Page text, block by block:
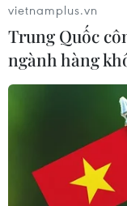
vietnamplus.vn
Trung Quốc
ngành hàng